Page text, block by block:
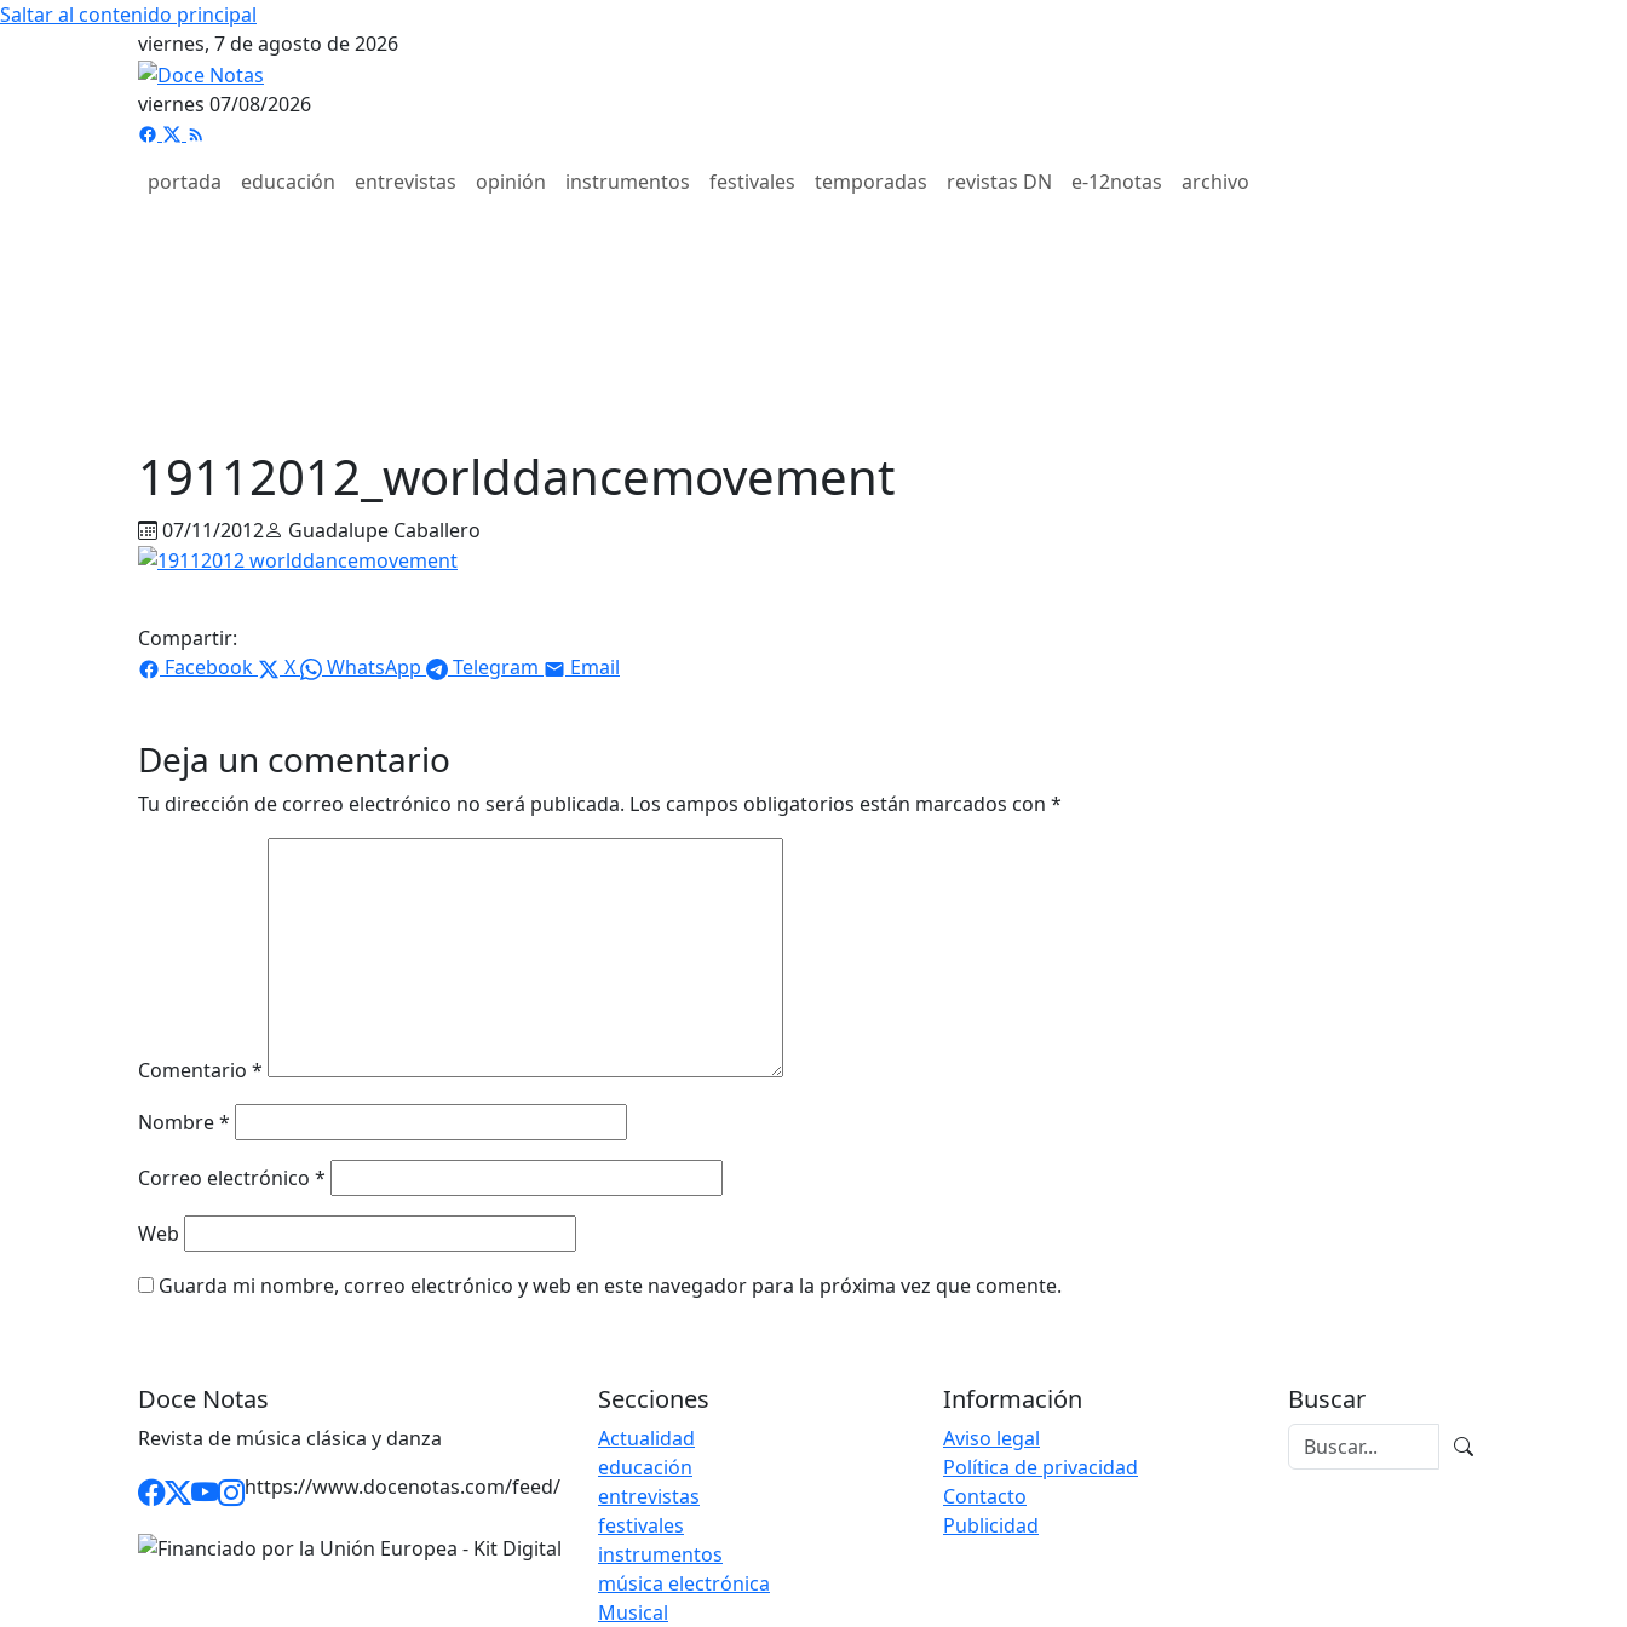
Saltar al contenido principal
viernes, 7 de agosto de 2026
viernes 07/08/2026
portada educación entrevistas opinión instrumentos festivales temporadas revistas DN e-12notas archivo
19112012_worlddancemovement
07/11/2012 Guadalupe Caballero
Compartir:
Facebook
X WhatsApp Telegram Email
Deja un comentario
Tu dirección de correo electrónico no será publicada. Los campos obligatorios están marcados con *
Comentario *
Nombre*
Correo electrónico *
Web
Guarda mi nombre, correo electrónico y web en este navegador para la próxima vez que comente.
Doce Notas
Revista de música clásica y danza
https://www.docenotas.com/feed/
Secciones
Actualidad
educación
entrevistas
festivales
instrumentos
música electrónica
Musical
Información
Aviso legal
Política de privacidad
Contacto
Publicidad
Buscar